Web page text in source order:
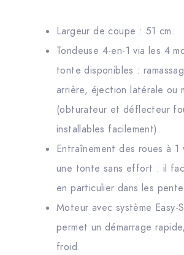
Largeur de coupe : 51 cm.
Tondeuse 4-en-1 via les 4
tonte disponibles :
arrière, éjection latérale ou
(obturateur et déflecteur
installables facilement).
Entraînement des roues à 1
une tonte sans effort : il
en particulier dans les
Moteur avec système Easy-
permet un démarrage
froid.